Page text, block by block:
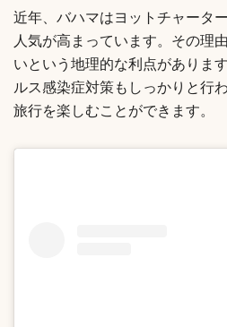
近年、バハマはヨットチャータ
人気が高まっています。その理
いという地理的な利点がありま
ルス感染症対策もしっかりと行
旅行を楽しむことができます。